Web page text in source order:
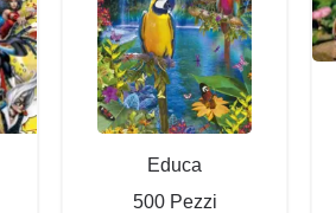
Educa
500 Pezzi